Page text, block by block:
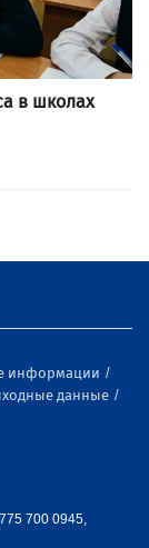
в школах
информации
данные
700 0945,